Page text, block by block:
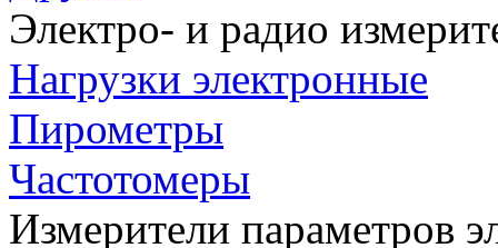
Электро- и радио
Нагрузки электронные
Пирометры
Частотомеры
Измерители параметров